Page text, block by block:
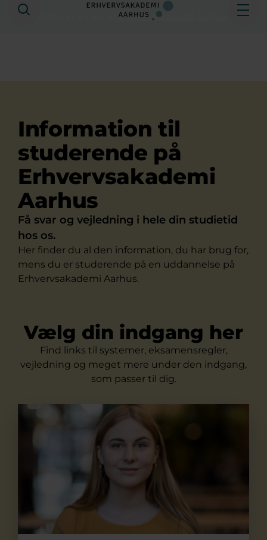
Erhvervsakademi Aarhus
Søg
Information til
studerende på
Erhvervsakademi
Aarhus
Få svar og vejledning i hele din studietid
hos os.
Her finder du al den information, du har brug for,
mens du er studerende på en uddannelse på
Erhvervsakademi Aarhus.
Vælg din indgang her
Find links til systemer, eksamensregler,
vejledning og meget mere under den indgang,
som passer til dig.
Studerende på videregående uddannelse